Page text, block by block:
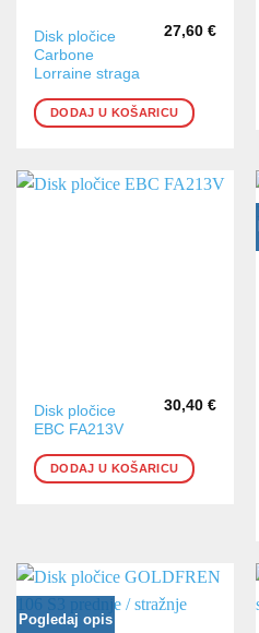
Disk pločice
Carbone
Lorraine straga
27,60 €
DODAJ U KOŠARICU
Disk pločice
EBC FA213V
30,40 €
DODAJ U KOŠARICU
Pogledaj opis